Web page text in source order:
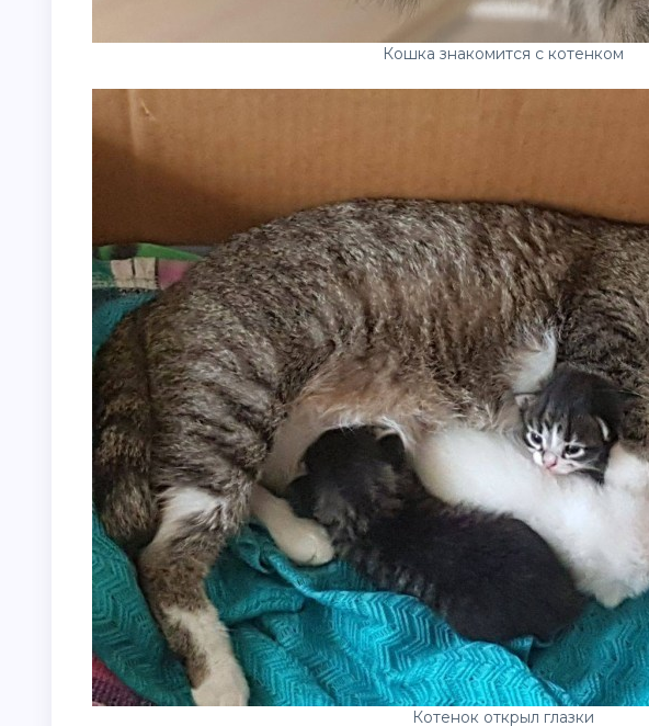
Кошка знакомится с котенком
Котенок открыл глазки